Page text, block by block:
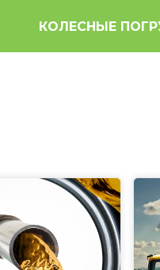
КОЛЕСНЫЕ